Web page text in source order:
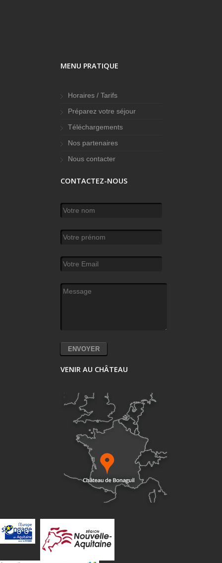
MENU PRATIQUE
Horaires / Tarifs
Préparez votre séjour
Téléchargements
Nos partenaires
Nous contacter
CONTACTEZ-NOUS
Votre nom
Votre prénom
Votre Email
Message
VENIR AU CHÂTEAU